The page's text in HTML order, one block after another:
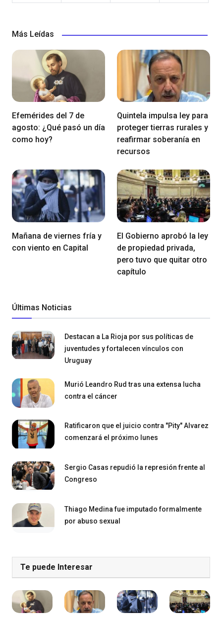
Más Leídas
Efemérides del 7 de
agosto: ¿Qué pasó un día
como hoy?
Quintela impulsa ley para
proteger tierras rurales y
reafirmar soberanía en
recursos
Mañana de viernes fría y
con viento en Capital
El Gobierno aprobó la ley
de propiedad privada,
pero tuvo que quitar otro
capítulo
Últimas Noticias
Destacan a La Rioja por sus políticas de
juventudes y fortalecen vínculos con
Uruguay
Murió Leandro Rud tras una extensa lucha
contra el cáncer
Ratificaron que el juicio contra "Pity" Alvarez
comenzará el próximo lunes
Sergio Casas repudió la represión frente al
Congreso
Thiago Medina fue imputado formalmente
por abuso sexual
Te puede Interesar